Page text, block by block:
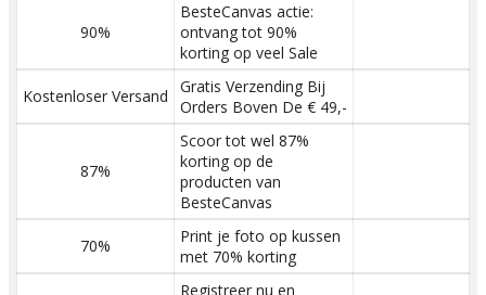
90%
BesteCanvas actie:
ontvang tot 90%
korting op veel Sale
Kostenloser Versand
Gratis Verzending Bij
Orders Boven De € 49,-
87%
Scoor tot wel 87%
korting op de
producten van
BesteCanvas
70%
Print je foto op kussen
met 70% korting
Registreer nu en